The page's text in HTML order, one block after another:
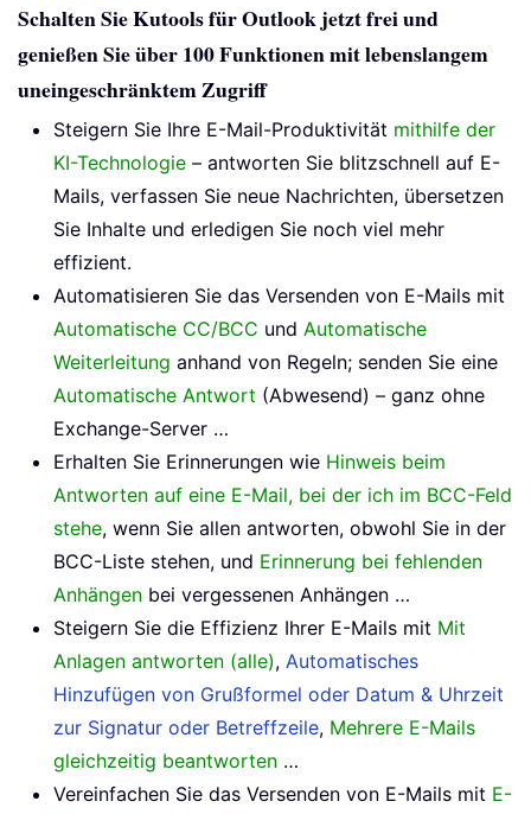
Schalten Sie Kutools für Outlook jetzt frei und
genießen Sie über 100 Funktionen mit lebenslangem
uneingeschränktem Zugriff
Steigern Sie Ihre E-Mail-Produktivität mithilfe der
KI-Technologie – antworten Sie blitzschnell auf E-
Mails, verfassen Sie neue Nachrichten, übersetzen
Sie Inhalte und erledigen Sie noch viel mehr
effizient.
Automatisieren Sie das Versenden von E-Mails mit
Automatische CC/BCC und Automatische
Weiterleitung anhand von Regeln; senden Sie eine
Automatische Antwort (Abwesend) – ganz ohne
Exchange-Server …
Erhalten Sie Erinnerungen wie Hinweis beim
Antworten auf eine E-Mail, bei der ich im BCC-Feld
stehe, wenn Sie allen antworten, obwohl Sie in der
BCC-Liste stehen, und Erinnerung bei fehlenden
Anhängen bei vergessenen Anhängen …
Steigern Sie die Effizienz Ihrer E-Mails mit Mit
Anlagen antworten (alle), Automatisches
Hinzufügen von Grußformel oder Datum & Uhrzeit
zur Signatur oder Betreffzeile, Mehrere E-Mails
gleichzeitig beantworten …
Vereinfachen Sie das Versenden von E-Mails mit E-